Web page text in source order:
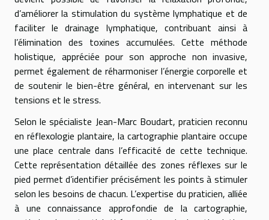
d’améliorer la stimulation du système lymphatique et de
faciliter le drainage lymphatique, contribuant ainsi à
l’élimination des toxines accumulées. Cette méthode
holistique, appréciée pour son approche non invasive,
permet également de réharmoniser l’énergie corporelle et
de soutenir le bien-être général, en intervenant sur les
tensions et le stress.
Selon le spécialiste Jean-Marc Boudart, praticien reconnu
en réflexologie plantaire, la cartographie plantaire occupe
une place centrale dans l’efficacité de cette technique.
Cette représentation détaillée des zones réflexes sur le
pied permet d’identifier précisément les points à stimuler
selon les besoins de chacun. L’expertise du praticien, alliée
à une connaissance approfondie de la cartographie,